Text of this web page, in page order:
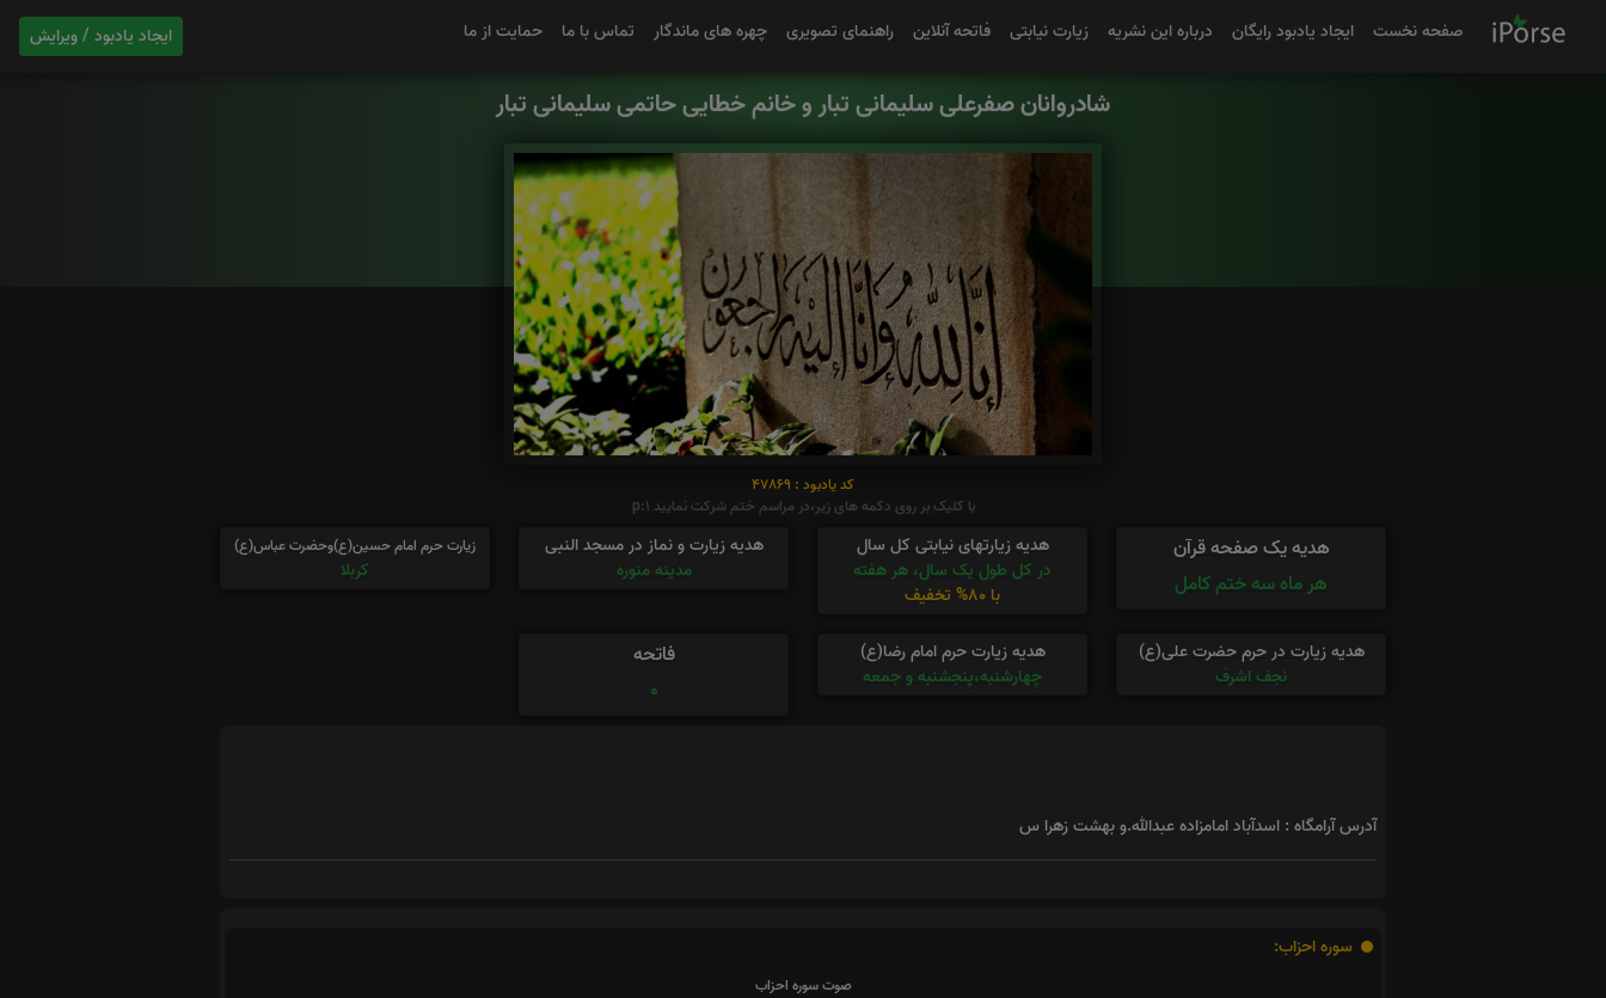
ایجاد یادبود / ویرایش صفحه نخست ایجاد یادبود رایگان درباره این نشریه زیارت نیابتی فاتحه آنلاین راهنمای تصویری چهره های ماندگار تماس با ما حمایت از ما
شادروانان صفرعلی سلیمانی تبار و خانم خطایی حاتمی سلیمانی تبار
کد یادبود : 47869
با کلیک بر روی دکمه های زیر،در مراسم ختم شرکت نمایید p:1
هدیه یک صفحه قرآن
هر ماه سه ختم کامل
هدیه زیارتهای نیابتی کل سال
در کل طول یک سال، هر هفته
با 80% تخفیف
هدیه زیارت و نماز در مسجد النبی
مدینه منوره
زیارت حرم امام حسین(ع)وحضرت عباس(ع)
کربلا
هدیه زیارت در حرم حضرت علی(ع)
نجف اشرف
هدیه زیارت حرم امام رضا(ع)
چهارشنبه،پنجشنبه و جمعه
فاتحه
0
آدرس آرامگاه : اسدآباد امامزاده عبدالله.و بهشت زهرا س
سوره احزاب:
صوت سوره احزاب